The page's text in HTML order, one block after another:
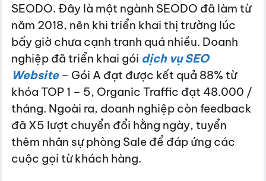
SEODO. Đây là một ngành SEODO đã làm từ
năm 2018, nên khi triển khai thị trường lúc
bấy giờ chưa cạnh tranh quá nhiều. Doanh
nghiệp đã triển khai gói dịch vụ SEO
Website– Gói A đạt được kết quả 88% từ
khóa TOP 1 – 5, Organic Traffic đạt 48.000 /
tháng. Ngoài ra, doanh nghiệp còn feedback
đã X5 lượt chuyển đổi hằng ngày, tuyển
thêm nhân sự phòng Sale để đáp ứng các
cuộc gọi từ khách hàng.